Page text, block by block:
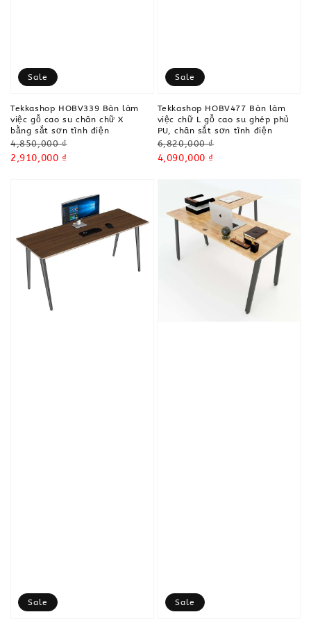
Sale
Tekkashop HOBV339 Bàn làm
việc gỗ cao su chân chữ X
bằng sắt sơn tĩnh điện
Regular
price
4,850,000 ₫
Sale
2,910,000 ₫
Sale
Tekkashop HOBV477 Bàn làm
việc chữ L gỗ cao su ghép phủ
PU, chân sắt sơn tĩnh điện
Regular
price
6,820,000 ₫
Sale
4,090,000 ₫
Sale Sale